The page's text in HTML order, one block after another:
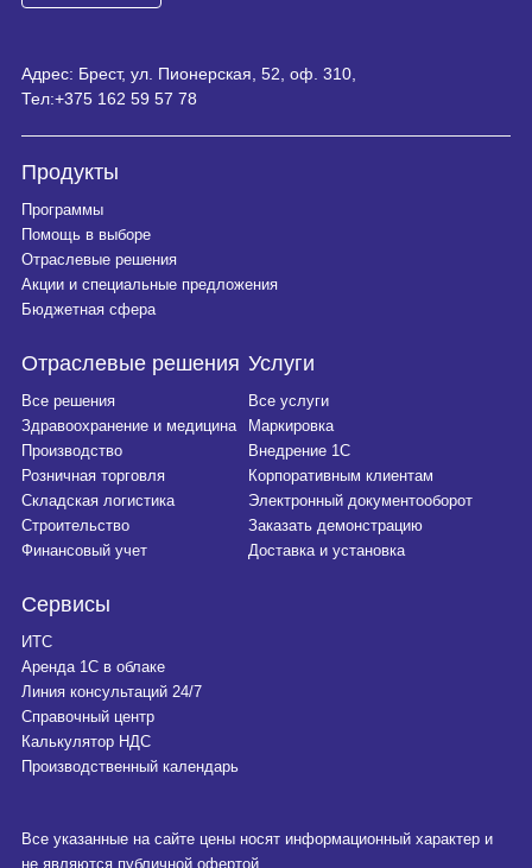
Адрес: Брест, ул. Пионерская, 52, оф. 310,
Тел:+375 162 59 57 78
Продукты
Программы
Помощь в выборе
Отраслевые решения
Акции и специальные предложения
Бюджетная сфера
Отраслевые решения
Все решения
Здравоохранение и медицина
Производство
Розничная торговля
Складская логистика
Строительство
Финансовый учет
Услуги
Все услуги
Маркировка
Внедрение 1С
Корпоративным клиентам
Электронный документооборот
Заказать демонстрацию
Доставка и установка
Сервисы
ИТС
Аренда 1С в облаке
Линия консультаций 24/7
Справочный центр
Калькулятор НДС
Производственный календарь
Все указанные на сайте цены носят информационный характер и
не являются публичной офертой